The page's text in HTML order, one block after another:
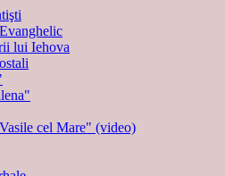
lui Iehova
cel Mare" (video)